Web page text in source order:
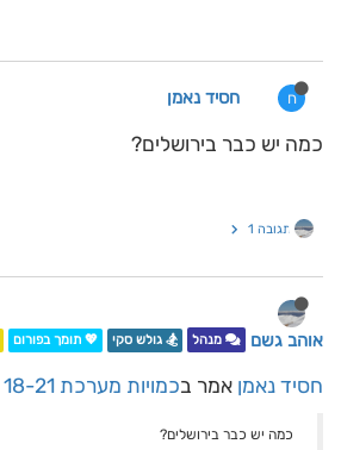
ח חסיד נאמן
כמה יש כבר בירושלים?
תגובה 1
אוהב גשם מנהל 🏂 גולש סקי 💖 תומך בפורום
חסיד נאמן אמר בכמויות מערכת 18-21 במרץ
כמה יש כבר בירושלים?